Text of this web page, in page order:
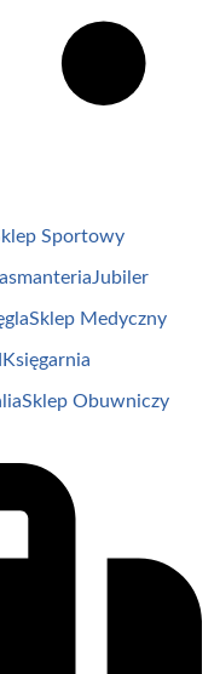
Sportowy
Jubiler
Sklep Medyczny
Księgarnia
Sklep Obuwniczy